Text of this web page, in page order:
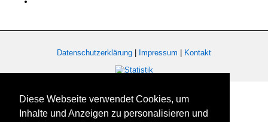
Datenschutzerklärung Impressum Kontakt
Diese Webseite verwendet Cookies, um
Inhalte und Anzeigen zu personalisieren und